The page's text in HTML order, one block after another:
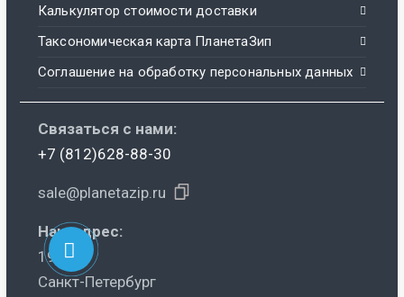
Калькулятор стоимости доставки
Таксономическая карта ПланетаЗип
Соглашение на обработку персональных данных
Связаться с нами:
+7 (812)628-88-30
sale@planetazip.ru
Наш адрес:
195248
Санкт-Петербург